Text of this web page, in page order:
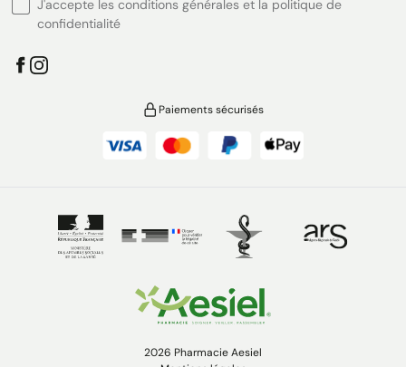
J'accepte les conditions générales et la politique de
confidentialité
Paiements sécurisés
2026 Pharmacie Aesiel